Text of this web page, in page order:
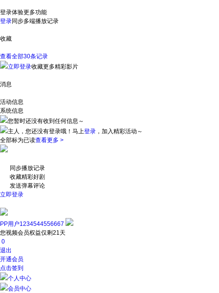
登录体验更多功能
登录同步多端播放记录
收藏
查看全部30条记录
立即登录收藏更多精彩影片
消息
活动信息
系统信息
您暂时还没有收到任何信息～
主人，您还没有登录哦！ 马上登录 ，加入精彩活动～
全部标为已读查看更多 >
同步播放记录
收藏精彩好剧
发送弹幕评论
立即登录
PP用户1234544556667
您视频会员权益仅剩21天
0
退出
开通会员
点击签到
个人中心
会员中心